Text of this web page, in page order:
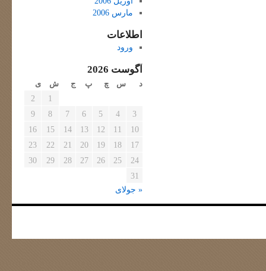
مارس 2006
اطلاعات
ورود
آگوست 2026
د س چ پ ج ش ی
1
2
3
4
5
6
7
8
9
10
11
12
13
14
15
16
17
18
19
20
21
22
23
24
25
26
27
28
29
30
31
« جولای